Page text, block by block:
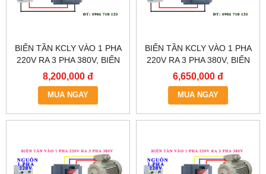
BIẾN TẦN KCLY VÀO 1 PHA
220V RA 3 PHA 380V, BIẾN
TẦN KCLY KOC600-011GT3-
B
8,200,000 đ
MUA NGAY
BIẾN TẦN KCLY VÀO 1 PHA
220V RA 3 PHA 380V, BIẾN
TẦN KCLY KOC600-
7R5GT3-B
6,650,000 đ
MUA NGAY